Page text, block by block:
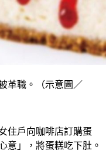
革職。（示意圖／
住戶向咖啡店訂購蛋
意」，將蛋糕吃下肚。